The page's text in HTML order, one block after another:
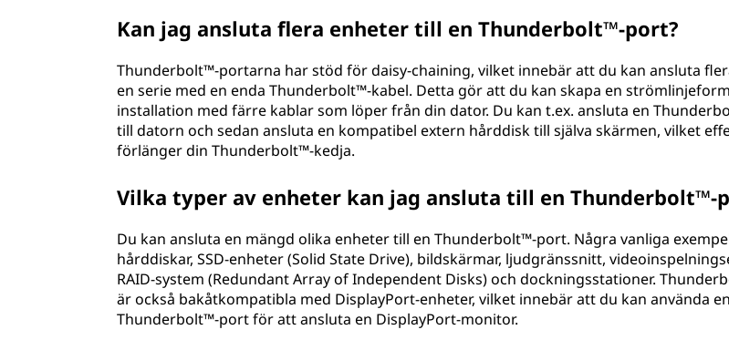
Kan jag ansluta flera enheter till en Thunderbolt™-port?
Thunderbolt™-portarna har stöd för daisy-chaining, vilket innebär att du kan ansluta
en serie med en enda Thunderbolt™-kabel. Detta gör att du kan skapa en
installation med färre kablar som löper från din dator. Du kan t.ex. ansluta en
till datorn och sedan ansluta en kompatibel extern hårddisk till själva skärmen, vilket
förlänger din Thunderbolt™-kedja.
Vilka typer av enheter kan jag ansluta till en Thunderbolt™-
Du kan ansluta en mängd olika enheter till en Thunderbolt™-port. Några vanliga
hårddiskar, SSD-enheter (Solid State Drive), bildskärmar, ljudgränssnitt,
RAID-system (Redundant Array of Independent Disks) och dockningsstationer.
är också bakåtkompatibla med DisplayPort-enheter, vilket innebär att du kan använda en
Thunderbolt™-port för att ansluta en DisplayPort-monitor.